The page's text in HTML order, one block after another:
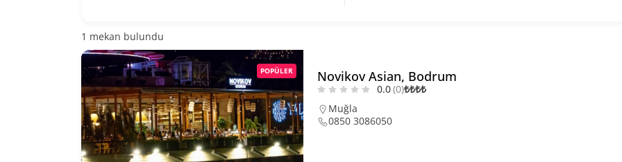
1 mekan bulundu
POPÜLER Novikov Asian, Bodrum
0.0(0)₺₺₺₺
Muğla
0850 3086050